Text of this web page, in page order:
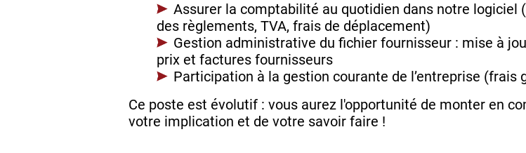
Assurer la comptabilité au quotidien dans notre
des règlements, TVA, frais de déplacement)
Gestion administrative du fichier fournisseur : mise à
prix et factures fournisseurs
Participation à la gestion courante de l’entreprise (frais
Ce poste est évolutif : vous aurez l'opportunité de monter en
votre implication et de votre savoir faire !